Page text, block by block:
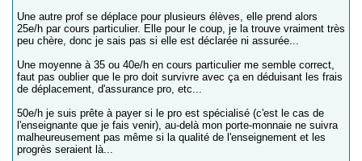
Une autre prof se déplace pour plusieurs élèves, elle prend alors
25e/h par cours particulier. Elle pour le coup, je la trouve vraiment très
peu chère, donc je sais pas si elle est déclarée ni assurée...
Une moyenne à 35 ou 40e/h en cours particulier me semble correct,
faut pas oublier que le pro doit survivre avec ça en déduisant les frais
de déplacement, d'assurance pro, etc...
50e/h je suis prête à payer si le pro est spécialisé (c'est le cas de
l'enseignante que je fais venir), au-delà mon porte-monnaie ne suivra
malheureusement pas même si la qualité de l'enseignement et les
progrès seraient là...